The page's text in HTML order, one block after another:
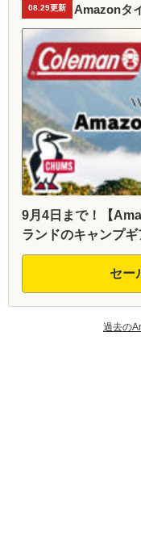
08.29更新 Amazonタ
9月4日まで！【
ランドのキャンプギ
セー
過去の